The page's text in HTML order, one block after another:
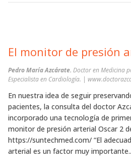
El monitor de presión
Pedro María Azcárate. Doctor en Medicina
Especialista en Cardiología. |
En nuestra idea de seguir
pacientes, la consulta del doctor
incorporado una tecnología de
monitor de presión arterial Oscar 2
https://suntechmed.com/ “El
arterial es un factor muy